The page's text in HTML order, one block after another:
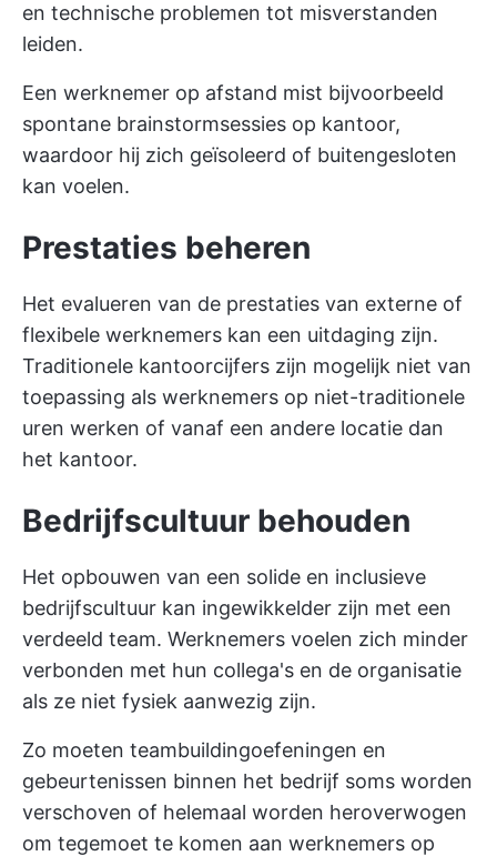
en technische problemen tot misverstanden
leiden.
Een werknemer op afstand mist bijvoorbeeld
spontane brainstormsessies op kantoor,
waardoor hij zich geïsoleerd of buitengesloten
kan voelen.
Prestaties beheren
Het evalueren van de prestaties van externe of
flexibele werknemers kan een uitdaging zijn.
Traditionele kantoorcijfers zijn mogelijk niet van
toepassing als werknemers op niet-traditionele
uren werken of vanaf een andere locatie dan
het kantoor.
Bedrijfscultuur behouden
Het opbouwen van een solide en inclusieve
bedrijfscultuur kan ingewikkelder zijn met een
verdeeld team. Werknemers voelen zich minder
verbonden met hun collega's en de organisatie
als ze niet fysiek aanwezig zijn.
Zo moeten teambuildingoefeningen en
gebeurtenissen binnen het bedrijf soms worden
verschoven of helemaal worden heroverwogen
om tegemoet te komen aan werknemers op